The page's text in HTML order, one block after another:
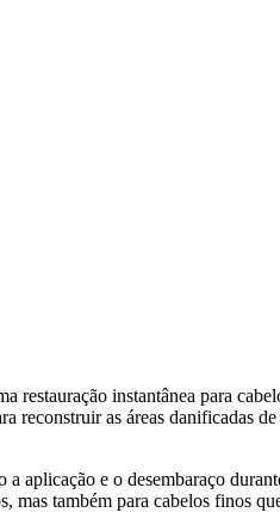
instantânea para
as áreas danificadas
aplicação e o desembaraço
mas também para cabelos finos